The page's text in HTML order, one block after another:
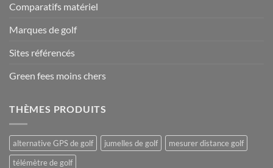
Comparatifs matériel
Marques de golf
Sites référencés
Green fees moins chers
THÈMES PRODUITS
alternative GPS de golf jumelles de golf
mesurer distance golf
télémètre de golf